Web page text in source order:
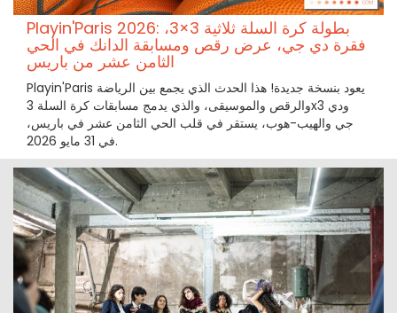
Playin'Paris 2026: بطولة كرة السلة ثلاثية 3×3،
فقرة دي جي، عرض رقص ومسابقة الدانك في الحي
الثامن عشر من باريس
Playin'Paris يعود بنسخة جديدة! هذا الحدث الذي يجمع بين الرياضة
والرقص والموسيقى، والذي يدمج مسابقات كرة السلة 3x3 ودي
جي والهيب-هوب، يستقر في قلب الحي الثامن عشر في باريس،
في 31 مايو 2026.